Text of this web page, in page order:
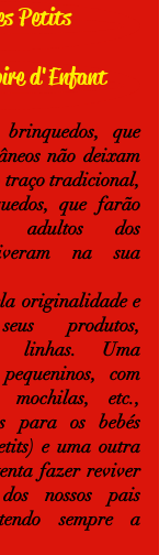
Petits
d'Enfant
que
não deixam
traço tradicional,
que farão
adultos dos
na sua
originalidade e
produtos,
linhas. Uma
com
mochilas, etc.,
para os bebés
e uma outra
fazer reviver
nossos pais
sempre a